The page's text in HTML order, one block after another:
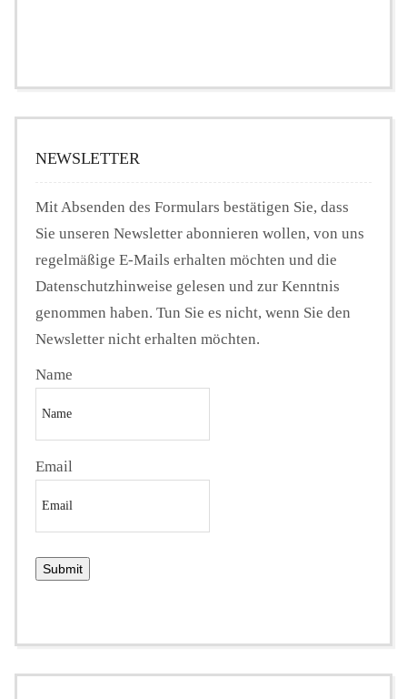
NEWSLETTER
Mit Absenden des Formulars bestätigen Sie, dass
Sie unseren Newsletter abonnieren wollen, von uns
regelmäßige E-Mails erhalten möchten und die
Datenschutzhinweise gelesen und zur Kenntnis
genommen haben. Tun Sie es nicht, wenn Sie den
Newsletter nicht erhalten möchten.
Name
Email